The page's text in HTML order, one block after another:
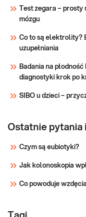
Test zegara – prosty
mózgu
Co to są elektrolity?
uzupełniania
Badania na
diagnostyki krok po
SIBO u dzieci –
Ostatnie pytania
Czym są eubiotyki?
Jak kolonoskopia
Co powoduje